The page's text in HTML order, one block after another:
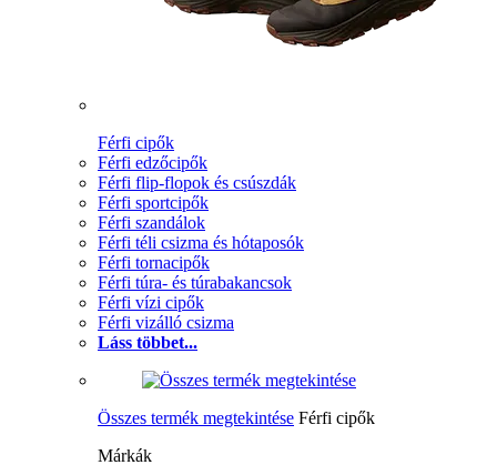
Férfi cipők
Férfi edzőcipők
Férfi flip-flopok és csúszdák
Férfi sportcipők
Férfi szandálok
Férfi téli csizma és hótaposók
Férfi tornacipők
Férfi túra- és túrabakancsok
Férfi vízi cipők
Férfi vizálló csizma
Láss többet...
Összes termék megtekintése Férfi cipők
Márkák